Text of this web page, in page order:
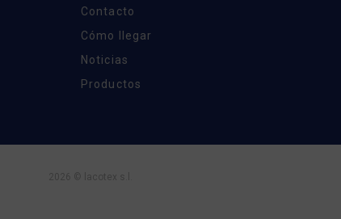
Contacto
Cómo llegar
Noticias
Productos